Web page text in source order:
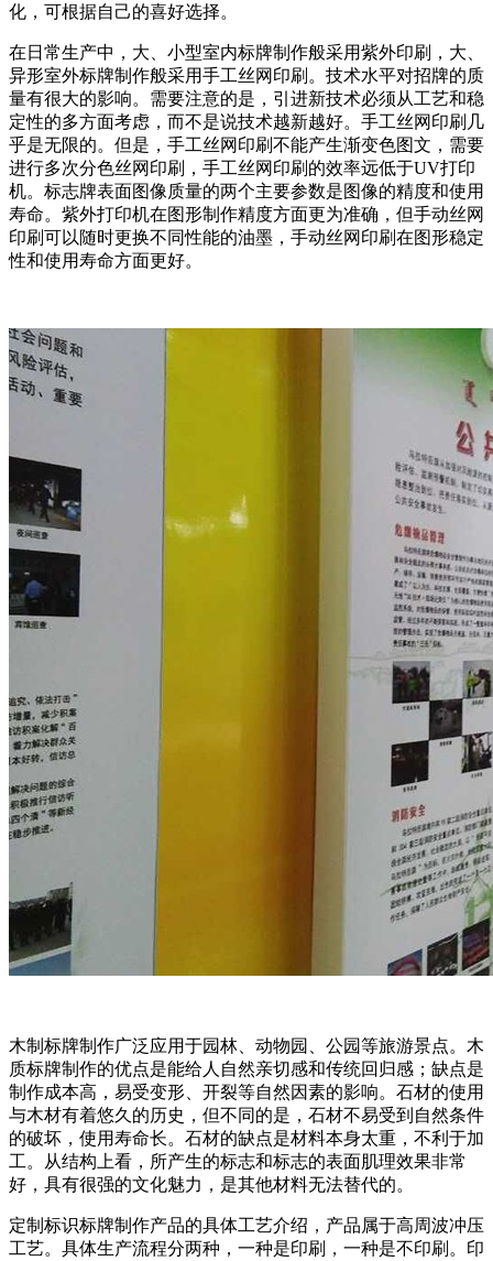
化，可根据自己的喜好选择。
在日常生产中，大、小型室内标牌制作般采用紫外印刷，大、
异形室外标牌制作般采用手工丝网印刷。技术水平对招牌的质
量有很大的影响。需要注意的是，引进新技术必须从工艺和稳
定性的多方面考虑，而不是说技术越新越好。手工丝网印刷几
乎是无限的。但是，手工丝网印刷不能产生渐变色图文，需要
进行多次分色丝网印刷，手工丝网印刷的效率远低于UV打印
机。标志牌表面图像质量的两个主要参数是图像的精度和使用
寿命。紫外打印机在图形制作精度方面更为准确，但手动丝网
印刷可以随时更换不同性能的油墨，手动丝网印刷在图形稳定
性和使用寿命方面更好。
木制标牌制作广泛应用于园林、动物园、公园等旅游景点。木
质标牌制作的优点是能给人自然亲切感和传统回归感；缺点是
制作成本高，易受变形、开裂等自然因素的影响。石材的使用
与木材有着悠久的历史，但不同的是，石材不易受到自然条件
的破坏，使用寿命长。石材的缺点是材料本身太重，不利于加
工。从结构上看，所产生的标志和标志的表面肌理效果非常
好，具有很强的文化魅力，是其他材料无法替代的。
定制标识标牌制作产品的具体工艺介绍，产品属于高周波冲压
工艺。具体生产流程分两种，一种是印刷，一种是不印刷。印